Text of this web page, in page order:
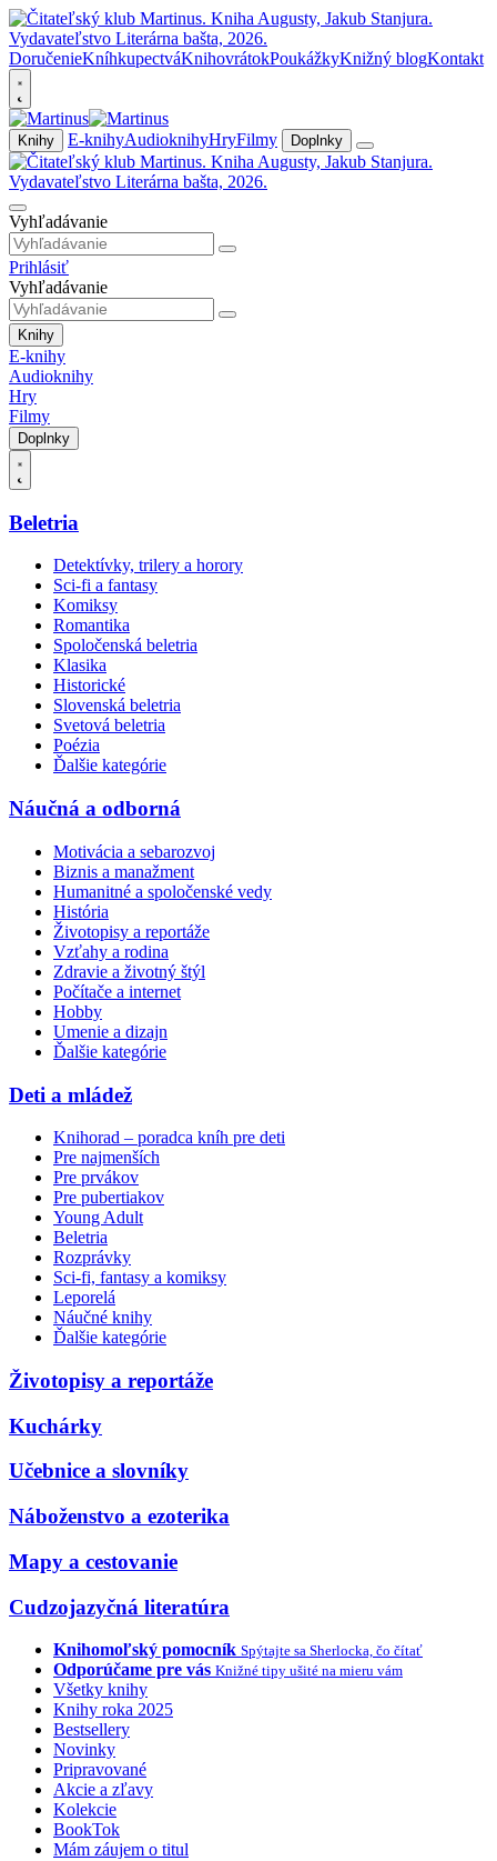
DoručenieKníhkupectváKnihovrátokPoukážkyKnižný blogKontakt
Knihy E-knihyAudioknihyHryFilmy Doplnky
Vyhľadávanie
Prihlásiť
Vyhľadávanie
Knihy
E-knihy
Audioknihy
Hry
Filmy
Doplnky
Beletria
Detektívky, trilery a horory
Sci-fi a fantasy
Komiksy
Romantika
Spoločenská beletria
Klasika
Historické
Slovenská beletria
Svetová beletria
Poézia
Ďalšie kategórie
Náučná a odborná
Motivácia a sebarozvoj
Biznis a manažment
Humanitné a spoločenské vedy
História
Životopisy a reportáže
Vzťahy a rodina
Zdravie a životný štýl
Počítače a internet
Hobby
Umenie a dizajn
Ďalšie kategórie
Deti a mládež
Knihorad – poradca kníh pre deti
Pre najmenších
Pre prvákov
Pre pubertiakov
Young Adult
Beletria
Rozprávky
Sci-fi, fantasy a komiksy
Leporelá
Náučné knihy
Ďalšie kategórie
Životopisy a reportáže
Kuchárky
Učebnice a slovníky
Náboženstvo a ezoterika
Mapy a cestovanie
Cudzojazyčná literatúra
Knihomoľský pomocník Spýtajte sa Sherlocka, čo čítať
Odporúčame pre vás Knižné tipy ušité na mieru vám
Všetky knihy
Knihy roka 2025
Bestsellery
Novinky
Pripravované
Akcie a zľavy
Kolekcie
BookTok
Mám záujem o titul